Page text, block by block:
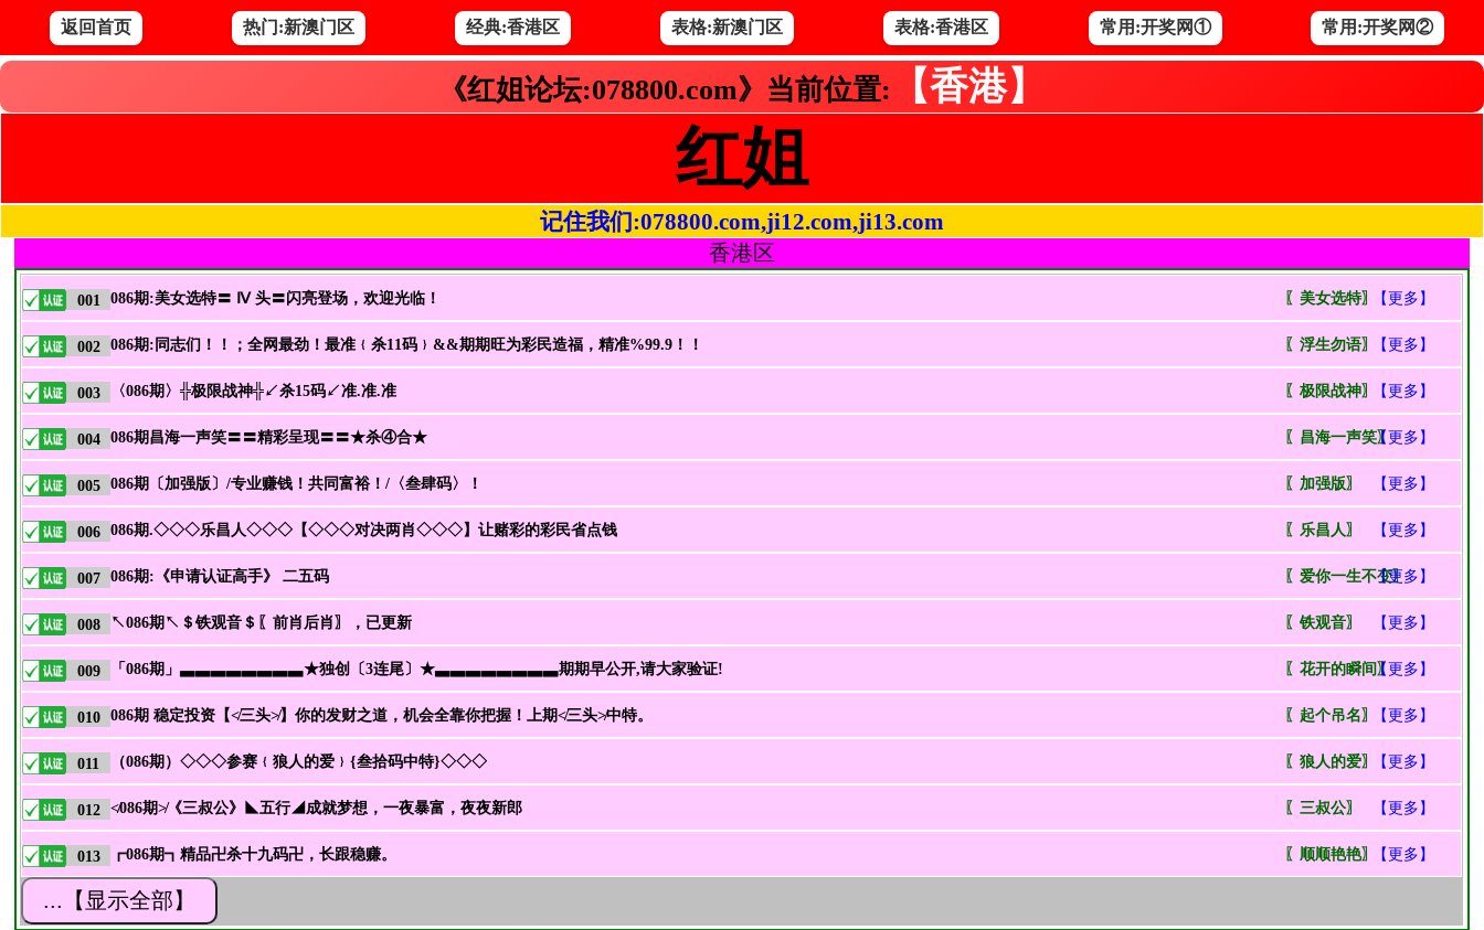
返回首页 热门:新澳门区 经典:香港区 表格:新澳门区 表格:香港区 常用:开奖网① 常用:开奖网②
《红姐论坛:078800.com》当前位置: 【香港】
红姐
记住我们:078800.com,ji12.com,ji13.com
香港区
001 086期:美女选特〓 Ⅳ 头〓闪亮登场，欢迎光临！ 〖美女选特〗 【更多】
002 086期:同志们！！；全网最劲！最准﹛杀11码﹜&&期期旺为彩民造福，精准%99.9！！ 〖浮生勿语〗 【更多】
003 〈086期〉╬极限战神╬↙杀15码↙准.准.准 〖极限战神〗 【更多】
004 086期昌海一声笑〓〓精彩呈现〓〓★杀④合★ 〖昌海一声笑〗【更多】
005 086期〔加强版〕/专业赚钱！共同富裕！/〈叁肆码〉！ 〖加强版〗 【更多】
006 086期.◇◇◇乐昌人◇◇◇【◇◇◇对决两肖◇◇◇】让赌彩的彩民省点钱 〖乐昌人〗 【更多】
007 086期:《申请认证高手》 二五码 〖爱你一生不变〗
【更多】
008 ↖086期↖＄铁观音＄〖前肖后肖〗，已更新 〖铁观音〗 【更多】
009 「086期」▃▃▃▃▃▃▃▃★独创〔3连尾〕★▃▃▃▃▃▃▃▃期期早公开,请大家验证! 〖花开的瞬间〗【更多】
010 086期 稳定投资【≮三头≯】你的发财之道，机会全靠你把握！上期≮三头≯中特。 〖起个吊名〗 【更多】
011 （086期）◇◇◇参赛﹛狼人的爱﹜{叁拾码中特}◇◇◇ 〖狼人的爱〗 【更多】
012 ≮086期≯《三叔公》◣五行◢成就梦想，一夜暴富，夜夜新郎 〖三叔公〗 【更多】
013 ┏086期┓精品卍杀十九码卍，长跟稳赚。 〖顺顺艳艳〗 【更多】
...【显示全部】